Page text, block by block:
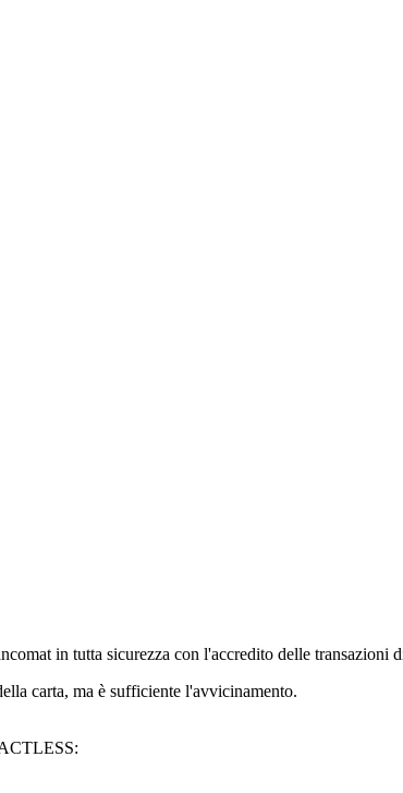
in tutta sicurezza con l'accredito delle transazioni
carta, ma è sufficiente l'avvicinamento.